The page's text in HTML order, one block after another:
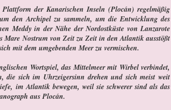
Plattform der Kanarischen Inseln (Plocán) regelmäßig
den Archipel zu sammeln, um die Entwicklung des
Meddy in der Nähe der Nordostküste von Lanzarote
Mare Nostrum von Zeit zu Zeit in den Atlantik ausstößt
mit dem umgebenden Meer zu vermischen.
Wortspiel, das Mittelmeer mit Wirbel verbindet,
die sich im Uhrzeigersinn drehen und sich meist weit
im Atlantik bewegen, weil sie schwerer sind als das
aus Plocán.